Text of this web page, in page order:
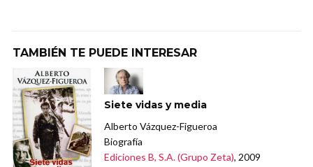
TAMBIÉN TE PUEDE INTERESAR
Siete vidas y media
Alberto Vázquez-Figueroa
Biografía
Ediciones B, S.A. (Grupo Zeta), 2009